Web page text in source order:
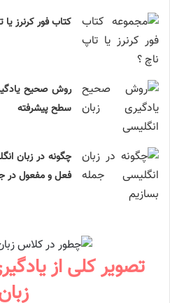
کتاب فور کرنرز
روش صحیح
سطح پیشرفته
چگونه در زبان
فعل و مفعول در
تصویر کلی از